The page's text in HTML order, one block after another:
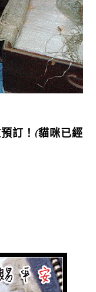
訂！(貓咪已經